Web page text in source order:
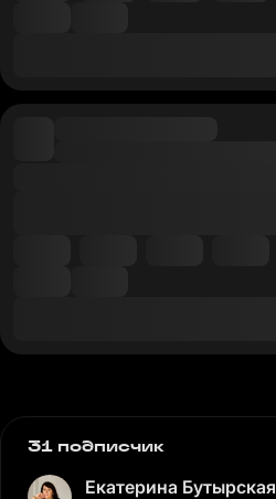
31 подписчик
Екатерина Бутырская